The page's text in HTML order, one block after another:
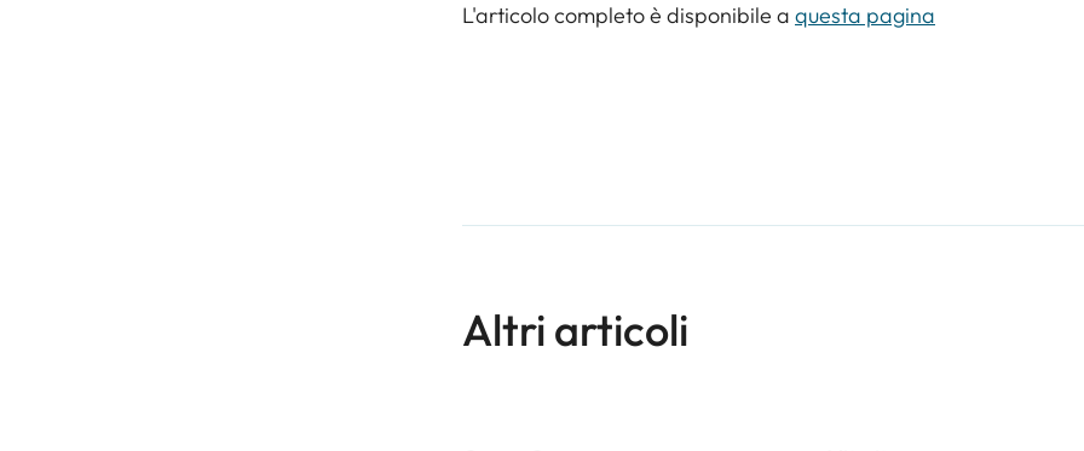
L'articolo completo è disponibile a questa pagina
Altri articoli